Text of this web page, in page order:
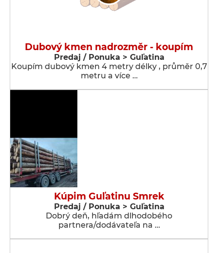
Dubový kmen nadrozměr - koupím
Predaj / Ponuka > Guľatina
Koupím dubový kmen 4 metry délky , průměr 0,7
metru a více …
Kúpim Guľatinu Smrek
Predaj / Ponuka > Guľatina
Dobrý deň, hľadám dlhodobého
partnera/dodávateľa na …